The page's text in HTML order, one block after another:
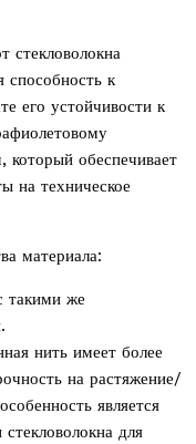
стекловолокна
способность к
его устойчивости к
который обеспечивает
на техническое
материала:
такими же
нить имеет более
на растяжение/
является
для